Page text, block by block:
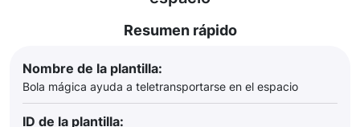
Resumen rápido
Nombre de la plantilla:
Bola mágica ayuda a teletransportarse en el espacio
ID de la plantilla: